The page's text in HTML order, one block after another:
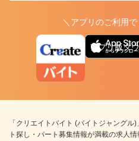
＼アプリのご利用
アプリ版ダ
「クリエイトバイト (バイトジャング
ト探し・パート募集情報が満載の求人